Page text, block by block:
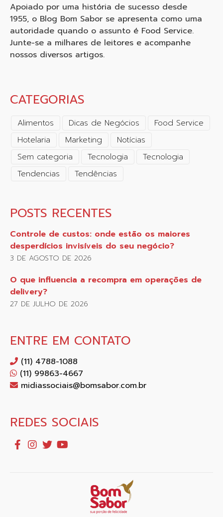
Apoiado por uma história de sucesso desde
1955, o Blog Bom Sabor se apresenta como uma
autoridade quando o assunto é Food Service.
Junte-se a milhares de leitores e acompanhe
nossos diversos artigos.
CATEGORIAS
Alimentos Dicas de Negócios
Food Service
Hotelaria
Marketing
Notícias
Sem categoria
Tecnologia
Tecnologia
Tendencias
Tendências
POSTS RECENTES
Controle de custos: onde estão os maiores
desperdícios invisíveis do seu negócio?
3 DE AGOSTO DE 2026
O que influencia a recompra em operações de
delivery?
27 DE JULHO DE 2026
ENTRE EM CONTATO
(11) 4788-1088
(11) 99863-4667
midiassociais@bomsabor.com.br
REDES SOCIAIS